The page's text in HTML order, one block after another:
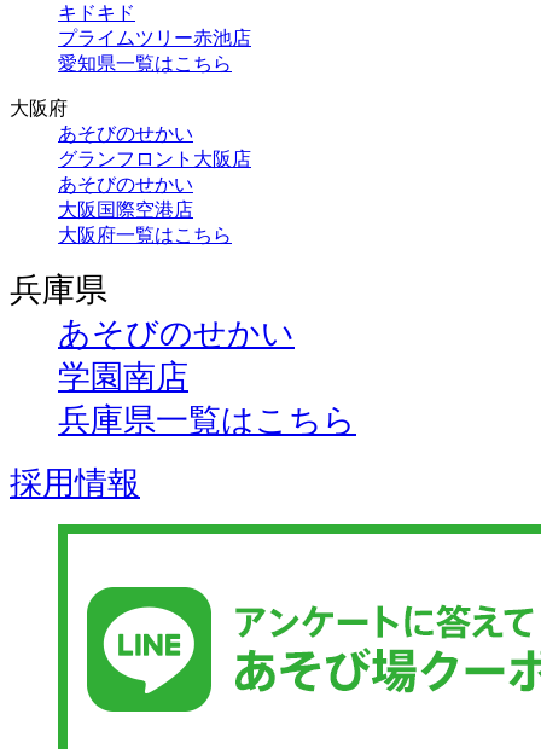
キドキド
プライムツリー赤池店
愛知県一覧はこちら
大阪府
あそびのせかい
グランフロント大阪店
あそびのせかい
大阪国際空港店
大阪府一覧はこちら
兵庫県
あそびのせかい
学園南店
兵庫県一覧はこちら
採用情報